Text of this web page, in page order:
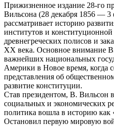
Прижизненное издание 28-го
Вильсона (28 декабря 1856 — 3
рассматривает историю
институтов и
древнегреческих полисов и
XX века. Основное внимание
важнейших национальных
Америки в Новое время, когда
представления об
развитие конституции.
Став президентом, В. Вильсон
социальных и экономических
политика вошла в историю как
Остановил первую мировую